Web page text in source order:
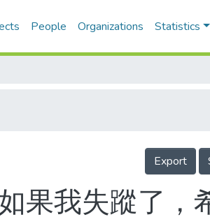
People Organizations Statistics
Export
果我失蹤了，